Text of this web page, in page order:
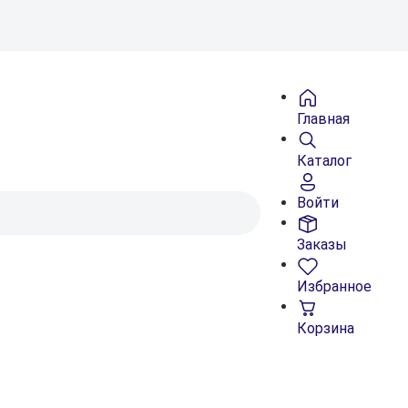
Главная
Каталог
Войти
Заказы
Избранное
Корзина